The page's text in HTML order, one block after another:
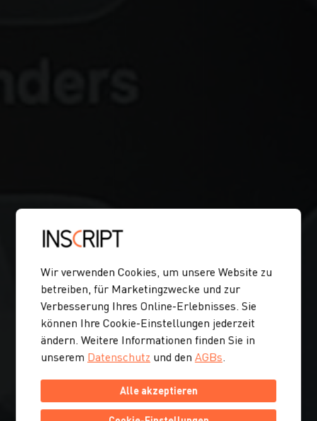
Wir verwenden Cookies, um unsere Website zu
betreiben, für Marketingzwecke und zur
Verbesserung Ihres Online-Erlebnisses. Sie
können Ihre Cookie-Einstellungen jederzeit
ändern. Weitere Informationen finden Sie in
unserem Datenschutz und denAGBs.
Alle akzeptieren